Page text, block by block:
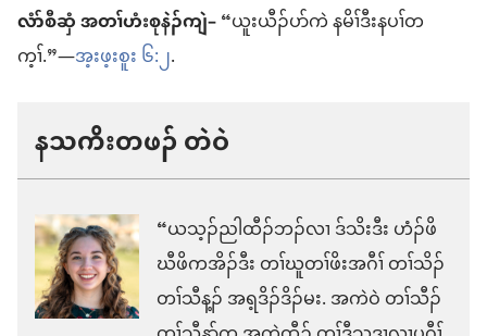
လံာ်စီဆှံ အတၢ်ဟံးစုနဲၣ်ကျဲ–“ယူးယီၣ်ပာ်ကဲ နမိၢ်ဒီးနပၢ်တ
က့ၢ်.”—အ့းဖ့းစူး ၆:၂.
နသကိးတဖၣ် တဲဝဲ
“ယသ့ၣ်ညါထီၣ်ဘၣ်လၢ ဒ်သိးဒီး ဟံၣ်ဖိ
ဃီဖိကအိၣ်ဒီး တၢ်ဃူတၢ်ဖိးအဂီၢ် တၢ်သိၣ်
တၢ်သီန့ၣ် အရ့ဒိၣ်ဒိၣ်မး. အကဲဝဲ တၢ်သီၣ်